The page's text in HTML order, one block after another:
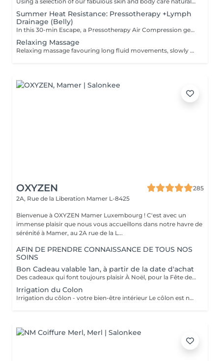
Summer Heat Resistance: Pressotherapy +Lymph
Drainage (Belly)
In this 30-min Escape, a Pressotherapy Air Compression gently tightens & relaxes the legs to boosts lymphatic drainage and reduces water retention. We add a Lymphatic Drainage Belly Massage to soothe tension and/or toxins caught in the tummy area. Your legs, and feet feel lighter, your body feels less bloated. This offer is available on Tuesday to Thursday from 10 to 3pm.
Relaxing Massage
Relaxing massage favouring long fluid movements, slowly enveloping your body for profound calm of your body and mind. No detailed muscle work is involved. The massage commences with an essential oil foot refresher which is necessary to release tension. *Light to medium pressure.
OXYZEN
285
2A, Rue de la Liberation Mamer L-8425
Bienvenue à OXYZEN Mamer Luxembourg ! C'est avec un
immense plaisir que nous vous accueillons dans notre havre de
sérénité à Mamer, au 2A rue de la L...
AFIN DE PRENDRE CONNAISSANCE DE TOUS NOS
SOINS
Bon Cadeau valable 1an, à partir de la date d'achat
Des cadeaux qui font toujours plaisir À Noël, pour la Fête des Mères, des Pères, des Grands-Mères, la Saint-Valentin, un anniversaire ou simplement pour faire plaisir : les bons cadeaux OXYZEN sont l'attention idéale. Offrez à vos proches une véritable expérience de bien-être inoubliable. * Vous pouvez acheter vos bons cadeaux directement en ligne sur Salonkee, de façon simple et sécurisée. * Vous pouvez également les commander via notre site internet : https://www.oxyzen.lu Sur notre site, vous avez la possibilité de recevoir un bon cadeau personnalisé, prêt à être imprimé, utilisable immédiatement. Nos bons cadeaux sont valides 1 an à compter de leur date d'achat. Ils peuvent être envoyés par courrier à l'adresse de votre choix ou reçus par mail immédiatement après validation de votre achat . Et si vous préférez le contact direct, il est aussi possible de venir les récupérer en mains propres sur rendez-vous.
Irrigation du Colon
Irrigation du côlon - votre bien-être intérieur Le côlon est notre deuxième cerveau : pour une véritable harmonie, il est essentiel de prendre soin à la fois de son mental et de sa digestion. Une séance se déroule en deux temps : - Un échange personnalisé sur votre hygiène de vie, afin de vous donner des conseils alimentaires adaptés.( + ou - 30 minutes) - La séance d'irrigation ( + ou - 45 minutes), réalisée en douceur avec un appareil spécialisé, pour purifier et régénérer votre système digestif. Bienfaits : * Soulage ballonnements et lourdeurs * Améliore le transit * Élimine gaz et fermentations * Favorise une flore intestinale équilibrée * Apporte légèreté, vitalité et détente L'extérieur reflète l'intérieur : une peau lumineuse et un bien-être visible commencent par un côlon équilibré. Pour plus d'informations, consultez notre site : https://www.oxyzen.lu/massages/irrigation-du-colon.html